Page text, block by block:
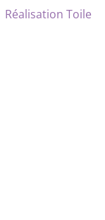
Réalisation Toile